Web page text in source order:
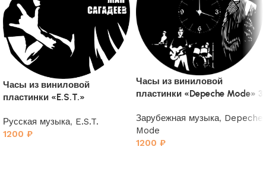
Часы из виниловой
пластинки «E.S.T.»
Русская музыка, E.S.T.
1200 ₽
Часы из виниловой
пластинки «Depeche Mode» 3
Зарубежная музыка, Depeche
Mode
1200 ₽